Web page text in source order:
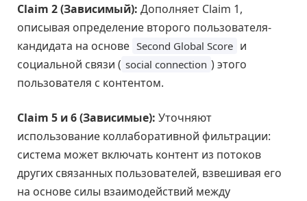
Claim 2 (Зависимый): Дополняет Claim 1,
описывая определение второго пользователя-
кандидата на основе Second Global Score и
социальной связи ( social connection ) этого
пользователя с контентом.
Claim 5 и 6 (Зависимые): Уточняют
использование коллаборативной фильтрации:
система может включать контент из потоков
других связанных пользователей, взвешивая его
на основе силы взаимодействий между